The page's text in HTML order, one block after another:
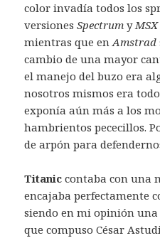
color invadía todos los
versionesSpectrum y MSX
mientras que enAmstrad
cambio de una mayor
el manejo del buzo era
nosotros mismos era
exponía aún más a los
hambrientos pececillos.
de arpón para
Titanic contaba con una
encajaba perfectamente
siendo en mi opinión
que compuso César